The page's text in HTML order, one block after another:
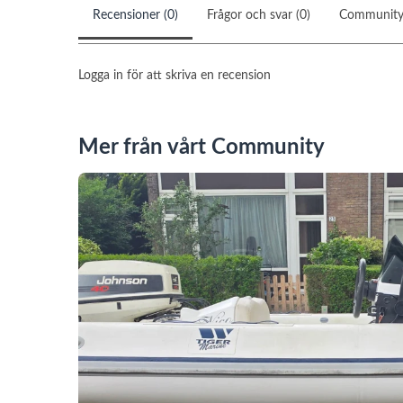
Recensioner (0) Frågor och svar (0) Community
Logga in för att skriva en recension
Mer från vårt Community